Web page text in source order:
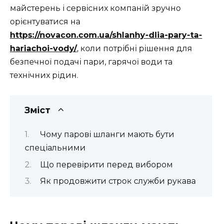
майстерень і сервісних компаній зручно
орієнтуватися на
https://novacon.com.ua/shlanhy-dlia-pary-ta-
hariachoi-vody/, коли потрібні рішення для
безпечної подачі пари, гарячої води та
технічних рідин.
Зміст
Чому парові шланги мають бути
спеціальними
Що перевірити перед вибором
Як продовжити строк служби рукава